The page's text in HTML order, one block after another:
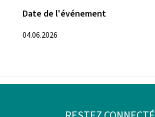
Date de l'événement
04.06.2026